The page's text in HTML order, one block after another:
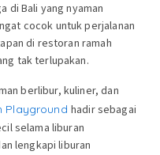
di Bali yang nyaman
cocok untuk perjalanan
di restoran ramah
tak terlupakan.
berlibur, kuliner, dan
Playground hadir sebagai
selama liburan
lengkapi liburan